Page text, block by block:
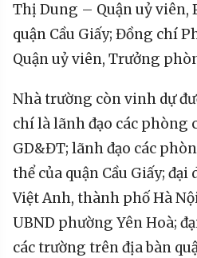
Thị Dung – Quận uỷ viên,
quận Cầu Giấy; Đồng chí
Quận uỷ viên, Trưởng
Nhà trường còn vinh dự
chí là lãnh đạo các phòng
GD&ĐT; lãnh đạo các
thể của quận Cầu Giấy;
Việt Anh, thành phố Hà
UBND phường Yên Hoà;
các trường trên địa bàn